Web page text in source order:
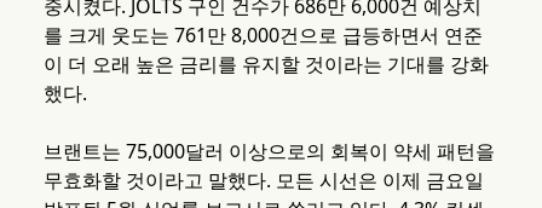
중시켰다. JOLTS 구인 건수가 686만 6,000건 예상치
를 크게 웃도는 761만 8,000건으로 급등하면서 연준
이 더 오래 높은 금리를 유지할 것이라는 기대를 강화
했다.
브랜트는 75,000달러 이상으로의 회복이 약세 패턴을
무효화할 것이라고 말했다. 모든 시선은 이제 금요일